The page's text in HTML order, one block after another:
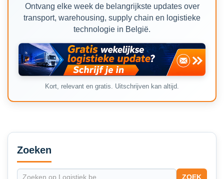
Ontvang elke week de belangrijkste updates over
transport, warehousing, supply chain en logistieke
technologie in België.
Kort, relevant en gratis. Uitschrijven kan altijd.
Secondary
Sidebar
Zoeken
ZOEK